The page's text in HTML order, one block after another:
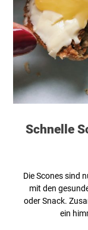
Schnelle
Die Scones sind
mit den
oder Snack.
ein